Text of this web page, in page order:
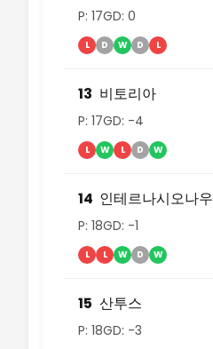
P: 17GD: 0
L D W D L
13 비토리아
P: 17GD: -4
L W L D W
14 인테르나시오나우
P: 18GD: -1
L L W D W
15 산투스
P: 18GD: -3